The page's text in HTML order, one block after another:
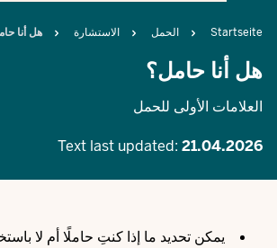
Breadcrumb
Startseite الحمل الاستشارة هل أنا
هل أنا حامل؟
العلامات الأولى للحمل
Text last updated: 21.04.2026
يمكن تحديد ما إذا كنتِ حاملًا أم لا